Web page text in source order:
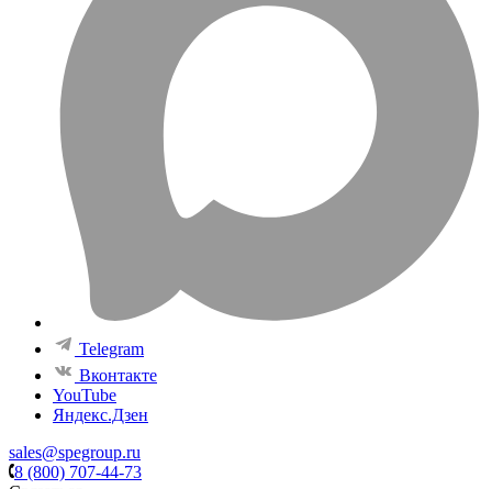
Telegram
Вконтакте
YouTube
Яндекс.Дзен
sales@spegroup.ru
8 (800) 707-44-73